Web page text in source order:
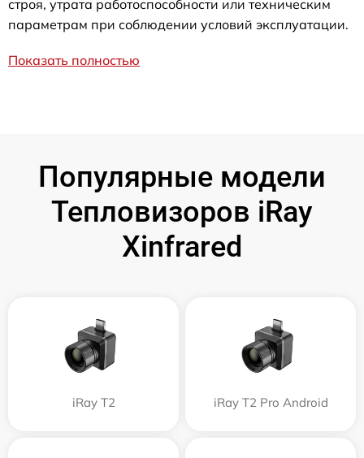
строя, утрата работоспособности или техническим
параметрам при соблюдении условий эксплуатации.
Показать полностью
Популярные модели
Тепловизоров iRay
Xinfrared
iRay T2 iRay T2 Pro Android